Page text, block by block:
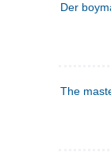
Der
The